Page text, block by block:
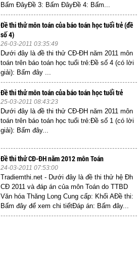
Bấm ĐâyĐề 3: Bấm ĐâyĐề 4: Bấm...
Đề thi thử môn toán của báo toán học tuổi trẻ (đề
số 4)
26-03-2011 03:35:49
Dưới đây là đề thi thử CĐ-ĐH năm 2011 môn
toán trên báo toán học tuổi trẻ:Đề số 4 (có lời
giải): Bấm đây ...
Đề thi thử môn toán của báo toán học tuổi trẻ
25-03-2011 08:43:23
Dưới đây là đề thi thử CĐ-ĐH năm 2011 môn
toán trên báo toán học tuổi trẻ:Đề số 1 (có lời
giải): Bấm đây...
Đề thi thử CĐ-ĐH năm 2012 môn Toán
24-03-2011 07:53:00
Tradiemthi.net - Dưới đây là đề thi thử hệ Đh
CĐ 2011 và đáp án của môn Toán do TTBD
Văn hóa Thăng Long Cung cấp: Khối AĐề thi:
Bấm đây để xem chi tiếtĐáp án: Bấm đây...